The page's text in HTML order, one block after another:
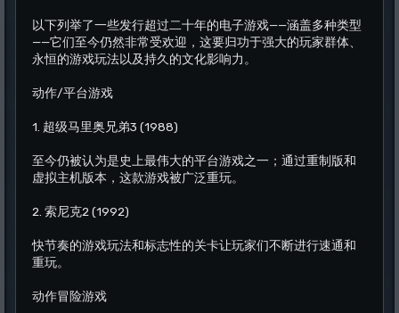
以下列举了一些发行超过二十年的电子游戏——涵盖多种类型
——它们至今仍然非常受欢迎，这要归功于强大的玩家群体、
永恒的游戏玩法以及持久的文化影响力。
动作/平台游戏
1. 超级马里奥兄弟3 (1988)
至今仍被认为是史上最伟大的平台游戏之一；通过重制版和
虚拟主机版本，这款游戏被广泛重玩。
2. 索尼克2 (1992)
快节奏的游戏玩法和标志性的关卡让玩家们不断进行速通和
重玩。
动作冒险游戏